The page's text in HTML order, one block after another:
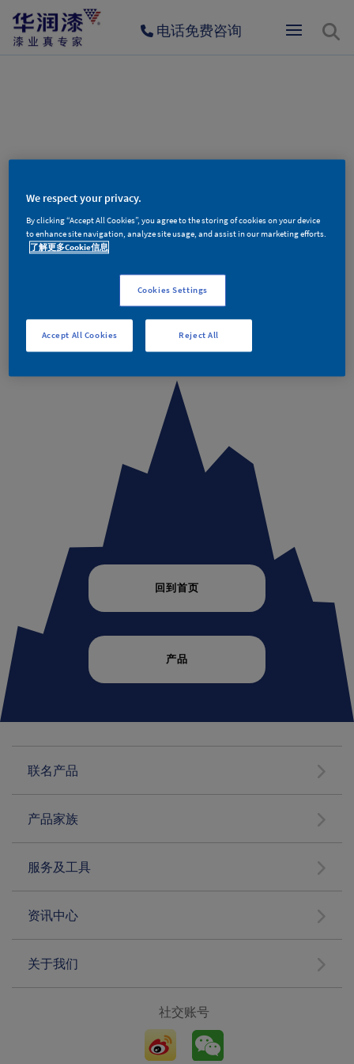
电话免费咨询
404
对不起，您访问的页面不存在！
回到首页
产品
联名产品
产品家族
服务及工具
资讯中心
关于我们
社交账号
We respect your privacy.
By clicking “Accept All Cookies”, you agree to the storing of cookies on your device
to enhance site navigation, analyze site usage, and assist in our marketing efforts.
了解更多Cookie信息
Cookies Settings
Reject All
Accept All Cookies